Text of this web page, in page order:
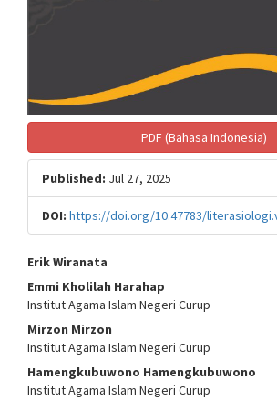
PDF (Bahasa Indonesia)
Published: Jul 27, 2025
DOI: https://doi.org/10.47783/
Main
Article
Content
Erik Wiranata
Emmi Kholilah Harahap
Institut Agama Islam Negeri Curup
Mirzon Mirzon
Institut Agama Islam Negeri Curup
Hamengkubuwono Hamengkubuwono
Institut Agama Islam Negeri Curup